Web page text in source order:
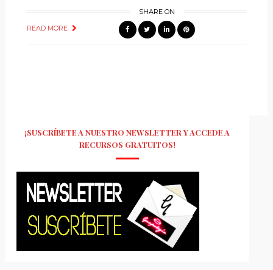
READ MORE
SHARE ON
¡SUSCRÍBETE A NUESTRO NEWSLETTER Y ACCEDE A
RECURSOS GRATUITOS!